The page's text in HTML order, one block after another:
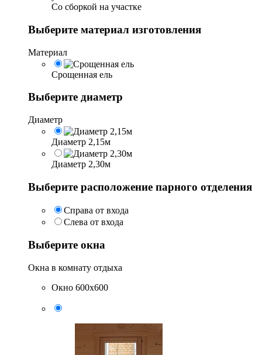
Со сборкой на участке
Выберите материал изготовления
Материал
Срощенная ель
Выберите диаметр
Диаметр
Диаметр 2,15м
Диаметр 2,30м
Выберите расположение парного отделения
Справа от входа
Слева от входа
Выберите окна
Окна в комнату отдыха
Окно 600х600